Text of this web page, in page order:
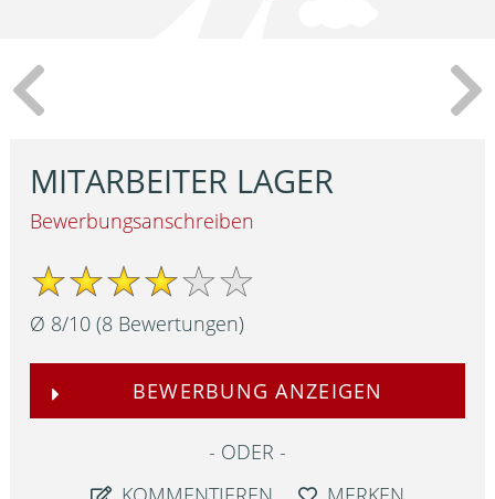
MITARBEITER LAGER
Bewerbungsanschreiben
Ø 8/10 (8 Bewertungen)
BEWERBUNG ANZEIGEN
ODER